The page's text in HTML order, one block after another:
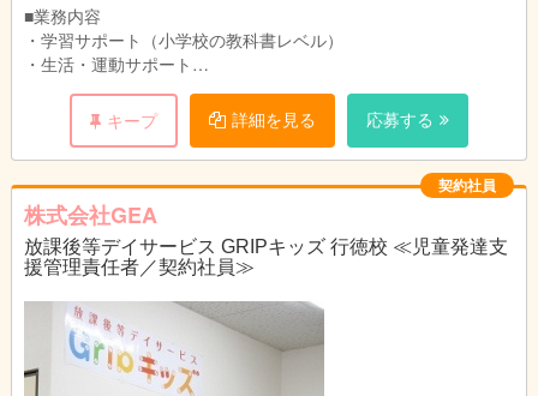
■業務内容
・学習サポート（小学校の教科書レベル）
・生活・運動サポート
・送迎（免許をお持ちの方、AT可）
■1日の流れ～
15:00 はじまりの会がスタート
15:15 成長に応じた個人プログラムを実施
16:00 集団プログラムを実施
17:30 帰り準備（整理整頓・清掃など）を行い、子ども達を送
ります。
キープ 詳細を見る 応募する
契約社員
株式会社GEA
放課後等デイサービス GRIPキッズ 行徳校 ≪児童発達支
援管理責任者／契約社員≫